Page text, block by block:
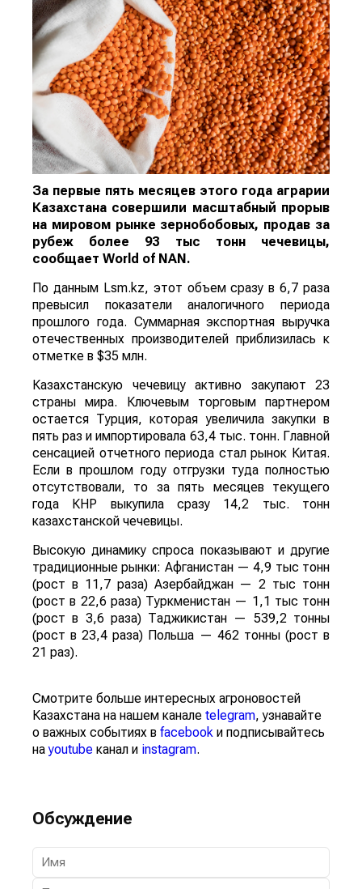
За первые пять месяцев этого года аграрии
Казахстана совершили масштабный прорыв
на мировом рынке зернобобовых, продав за
рубеж более 93 тыс тонн чечевицы,
сообщает World of NAN .
По данным Lsm.kz, этот объем сразу в 6,7 раза
превысил показатели аналогичного периода
прошлого года. Суммарная экспортная выручка
отечественных производителей приблизилась к
отметке в $35 млн.
Казахстанскую чечевицу активно закупают 23
страны мира. Ключевым торговым партнером
остается Турция, которая увеличила закупки в
пять раз и импортировала 63,4 тыс. тонн. Главной
сенсацией отчетного периода стал рынок Китая.
Если в прошлом году отгрузки туда полностью
отсутствовали, то за пять месяцев текущего
года КНР выкупила сразу 14,2 тыс. тонн
казахстанской чечевицы.
Высокую динамику спроса показывают и другие
традиционные рынки: Афганистан — 4,9 тыс тонн
(рост в 11,7 раза) Азербайджан — 2 тыс тонн
(рост в 22,6 раза) Туркменистан — 1,1 тыс тонн
(рост в 3,6 раза) Таджикистан — 539,2 тонны
(рост в 23,4 раза) Польша — 462 тонны (рост в
21 раз).
Смотрите больше интересных агроновостей
Казахстана на нашем канале telegram, узнавайте
о важных событиях в facebook и подписывайтесь
наyoutube канал и instagram.
Обсуждение